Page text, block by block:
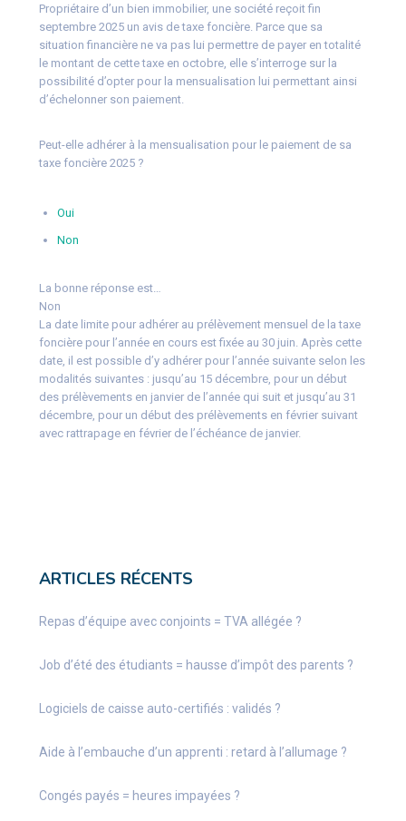
Propriétaire d’un bien immobilier, une société reçoit fin
septembre 2025 un avis de taxe foncière. Parce que sa
situation financière ne va pas lui permettre de payer en totalité
le montant de cette taxe en octobre, elle s’interroge sur la
possibilité d’opter pour la mensualisation lui permettant ainsi
d’échelonner son paiement.
Peut-elle adhérer à la mensualisation pour le paiement de sa
taxe foncière 2025 ?
Oui
Non
La bonne réponse est…
Non
La date limite pour adhérer au prélèvement mensuel de la taxe
foncière pour l’année en cours est fixée au 30 juin. Après cette
date, il est possible d’y adhérer pour l’année suivante selon les
modalités suivantes : jusqu’au 15 décembre, pour un début
des prélèvements en janvier de l’année qui suit et jusqu’au 31
décembre, pour un début des prélèvements en février suivant
avec rattrapage en février de l’échéance de janvier.
ARTICLES RÉCENTS
Repas d’équipe avec conjoints = TVA allégée ?
Job d’été des étudiants = hausse d’impôt des parents ?
Logiciels de caisse auto-certifiés : validés ?
Aide à l’embauche d’un apprenti : retard à l’allumage ?
Congés payés = heures impayées ?